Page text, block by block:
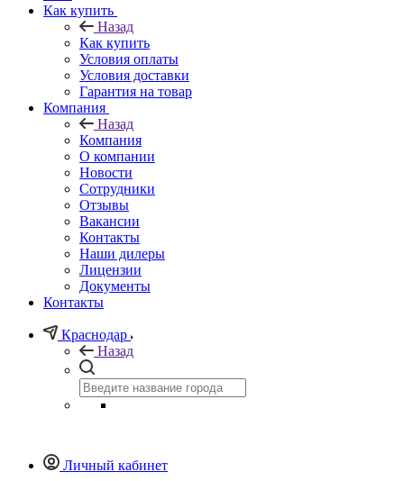
Как купить
Назад
Как купить
Условия оплаты
Условия доставки
Гарантия на товар
Компания
Назад
Компания
О компании
Новости
Сотрудники
Отзывы
Вакансии
Контакты
Наши дилеры
Лицензии
Документы
Контакты
Краснодар
Назад
Личный кабинет